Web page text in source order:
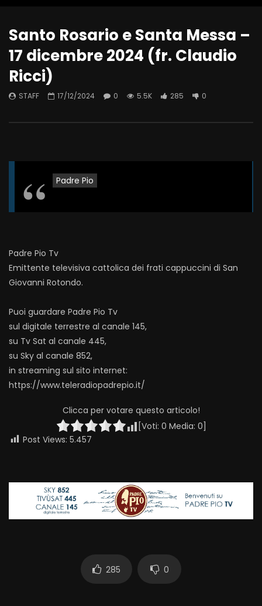
Santo Rosario e Santa Messa –
17 dicembre 2024 (fr. Claudio
Ricci)
STAFF 17/12/2024 0 5.5K 285 0
Padre Pio
Padre Pio Tv
Emittente televisiva cattolica dei frati cappuccini di San
Giovanni Rotondo.
Puoi guardare Padre Pio Tv
sul digitale terrestre al canale 145,
su Tv Sat al canale 445,
su Sky al canale 852,
in streaming sul sito internet:
https://www.teleradiopadrepio.it/
Clicca per votare questo articolo!
[Voti: 0 Media: 0]
Post Views: 5.457
285 0